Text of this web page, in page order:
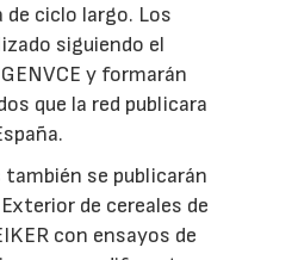
ciclo largo. Los
siguiendo el
y formarán
que la red publicara
se publicarán
de cereales de
con ensayos de